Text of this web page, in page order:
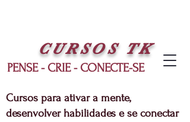
CURSOS TK
PENSE - CRIE - CONECTE-SE
Cursos para ativar a mente,
desenvolver habilidades e se conectar